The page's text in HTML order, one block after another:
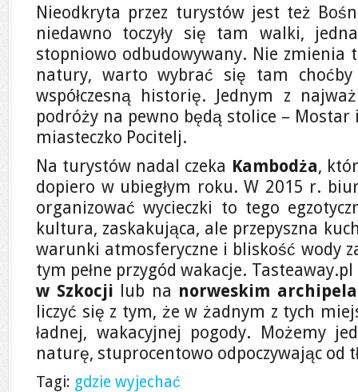
Nieodkryta przez turystów jest też
niedawno toczyły się tam walki,
stopniowo odbudowywany. Nie zmienia
natury, warto wybrać się tam
współczesną historię. Jednym z
podróży na pewno będą stolice –
miasteczko Pocitelj.
Na turystów nadal czeka Kambodża,
dopiero w ubiegłym roku. W 2015 r.
organizować wycieczki to tego
kultura, zaskakująca, ale przepyszna
warunki atmosferyczne i bliskość wody
tym pełne przygód wakacje.
w Szkocji lub na norweskim
liczyć się z tym, że w żadnym z tych
ładnej, wakacyjnej pogody. Możemy
naturę, stuprocentowo odpoczywając od
Tagi: gdzie wyjechać